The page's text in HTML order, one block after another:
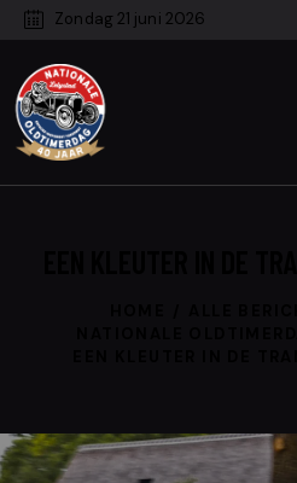
Zondag 21 juni 2026